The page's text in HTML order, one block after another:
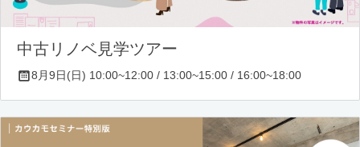
中古リノベ見学ツアー
8月9日(日) 10:00~12:00 / 13:00~15:00 / 16:00~18:00